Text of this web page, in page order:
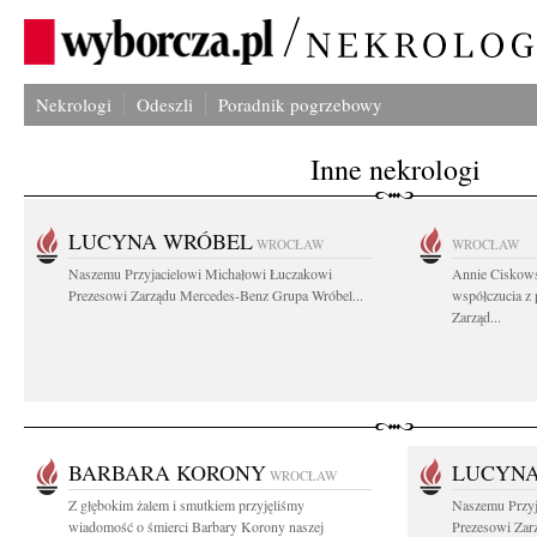
Nekrologi Odeszli Poradnik pogrzebowy
Inne nekrologi
LUCYNA WRÓBEL WROCŁAW
Naszemu Przyjacielowi Michałowi Łuczakowi
Prezesowi Zarządu Mercedes-Benz Grupa Wróbel...
WROCŁAW
Annie
współczucia
Zarząd...
BARBARA KORONY WROCŁAW
Z głębokim żalem i smutkiem przyjęliśmy
wiadomość o śmierci Barbary Korony naszej
Naszemu
Prezesowi